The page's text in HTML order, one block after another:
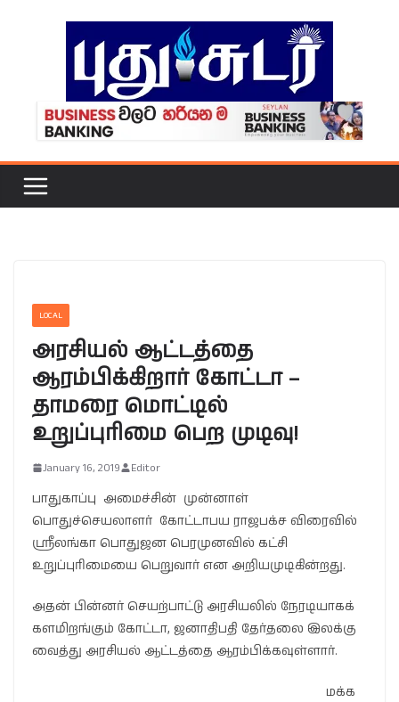
LOCAL
அரசியல் ஆட்டத்தை
ஆரம்பிக்கிறார் கோட்டா –
தாமரை மொட்டில்
உறுப்புரிமை பெற முடிவு!
January 16, 2019 Editor
பாதுகாப்பு அமைச்சின் முன்னாள்
பொதுச்செயலாளர் கோட்டாபய ராஜபக்ச விரைவில்
ஶ்ரீலங்கா பொதுஜன பெரமுனவில் கட்சி
உறுப்புரிமையை பெறுவார் என அறியமுடிகின்றது.
அதன் பின்னர் செயற்பாட்டு அரசியலில் நேரடியாகக்
களமிறங்கும் கோட்டா, ஜனாதிபதி தேர்தலை இலக்கு
வைத்து அரசியல் ஆட்டத்தை ஆரம்பிக்கவுள்ளார்.
மக்க